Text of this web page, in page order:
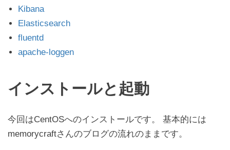
Kibana
Elasticsearch
fluentd
apache-loggen
インストールと起動
今回はCentOSへのインストールです。 基本的には
memorycraftさんのブログの流れのままです。